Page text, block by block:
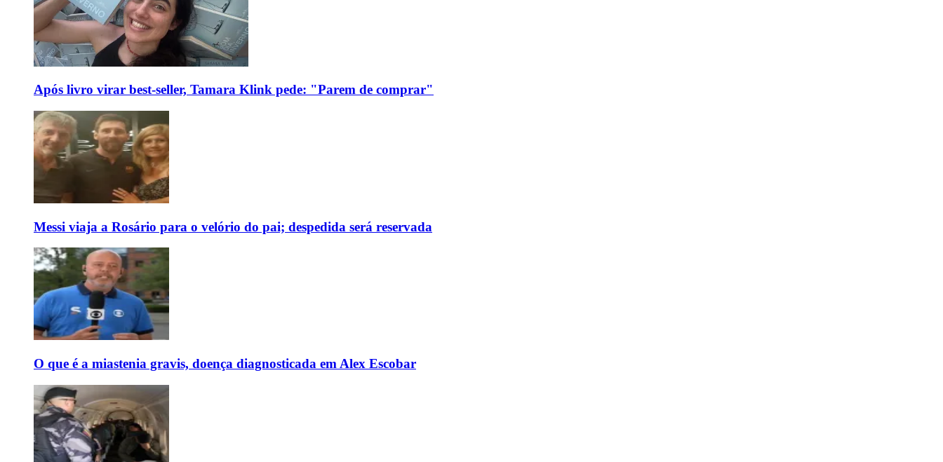
Após livro virar best-seller, Tamara Klink pede: "Parem de comprar"
Messi viaja a Rosário para o velório do pai; despedida será reservada
O que é a miastenia gravis, doença diagnosticada em Alex Escobar